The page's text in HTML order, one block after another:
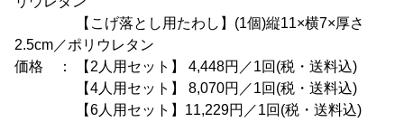
【こげ落とし用たわし】(1個)縦11×横7×厚さ
2.5cm／ポリウレタン
価格 ： 【2人用セット】 4,448円／1回(税・送料込)
【4人用セット】 8,070円／1回(税・送料込)
【6人用セット】11,229円／1回(税・送料込)